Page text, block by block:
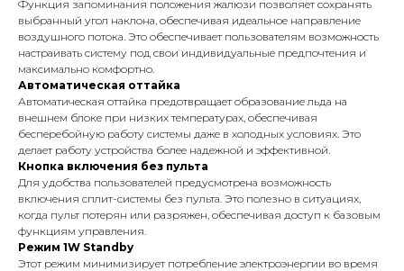
Функция запоминания положения жалюзи позволяет сохранять
выбранный угол наклона, обеспечивая идеальное направление
воздушного потока. Это обеспечивает пользователям возможность
настраивать систему под свои индивидуальные предпочтения и
максимально комфортно.
Автоматическая оттайка
Автоматическая оттайка предотвращает образование льда на
внешнем блоке при низких температурах, обеспечивая
бесперебойную работу системы даже в холодных условиях. Это
делает работу устройства более надежной и эффективной.
Кнопка включения без пульта
Для удобства пользователей предусмотрена возможность
включения сплит-системы без пульта. Это полезно в ситуациях,
когда пульт потерян или разряжен, обеспечивая доступ к базовым
функциям управления.
Режим 1W Standby
Этот режим минимизирует потребление электроэнергии во время